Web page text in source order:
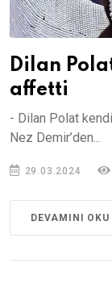
Dilan
affetti
- Dilan Polat
Nez Demir’den...
29.03.2024
DEVAMINI OKU